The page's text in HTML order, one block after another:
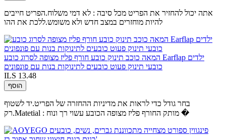
אתה יכול להחזיר את הפריט מכל סיבה : לא דמי משלוח.הפריט חייבים
להיות מוחזרים במצב חדש ולא משומש.ללכת את ההו
המאה כוכב תינוק כובע חורף פליז מצופה לסרוג כובע Earflap ילדים
כובעי תינוק פעוט כובעים לתינוקות בנות עם פונפונים
ILS 13.48
הוסף
בחר גודל כדי לראות את מדיניות ההחזרה של הפריט.יד לשטוף
רק.Matetial : מותק החורף פליז מצופה הכובע עשוי רך ונוח �